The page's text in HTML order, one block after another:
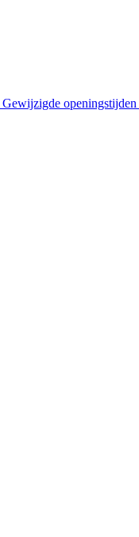
Gewijzigde openingstijden